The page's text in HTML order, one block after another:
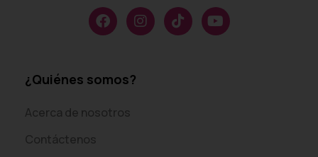
¿Quiénes somos?
Acerca de nosotros
Contáctenos